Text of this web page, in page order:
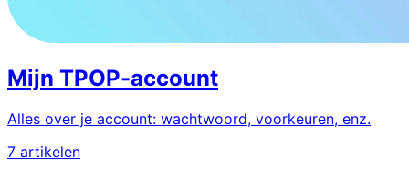
Mijn TPOP-account
Alles over je account: wachtwoord, voorkeuren, enz.
7 artikelen